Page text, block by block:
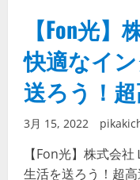
【Fon光
快適なイ
送ろう！
3月 15, 2022
【Fon光】株式会
生活を送ろう！超